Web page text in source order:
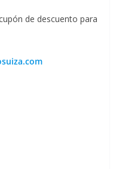
de descuento para